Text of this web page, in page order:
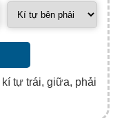
tự trái, giữa, phải